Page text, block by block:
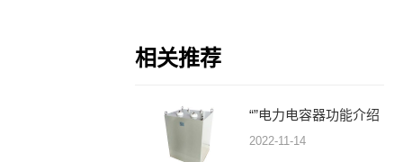
相关推荐
“”电力电容器功能介绍
2022-11-14